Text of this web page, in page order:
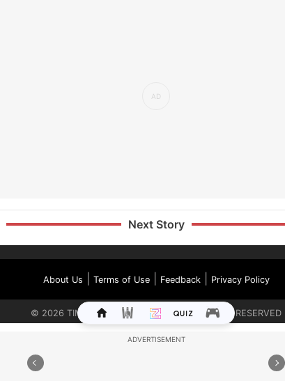
Next Story
About Us Terms of Use| Feedback| Privacy Policy
© 2026 TIMES INTERNET LIMITED. ALL RIGHTS RESERVED